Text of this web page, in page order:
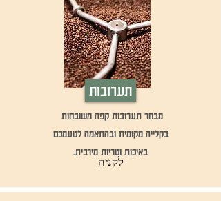
תערובות
מבחר תערובות קפה משובחות
בקלייה מקומית ובהתאמה לטעמכם
באיכות וטריות מירבית.
לקניה